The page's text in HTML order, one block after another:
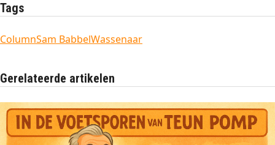
Tags
ColumnSam BabbelWassenaar
Gerelateerde artikelen